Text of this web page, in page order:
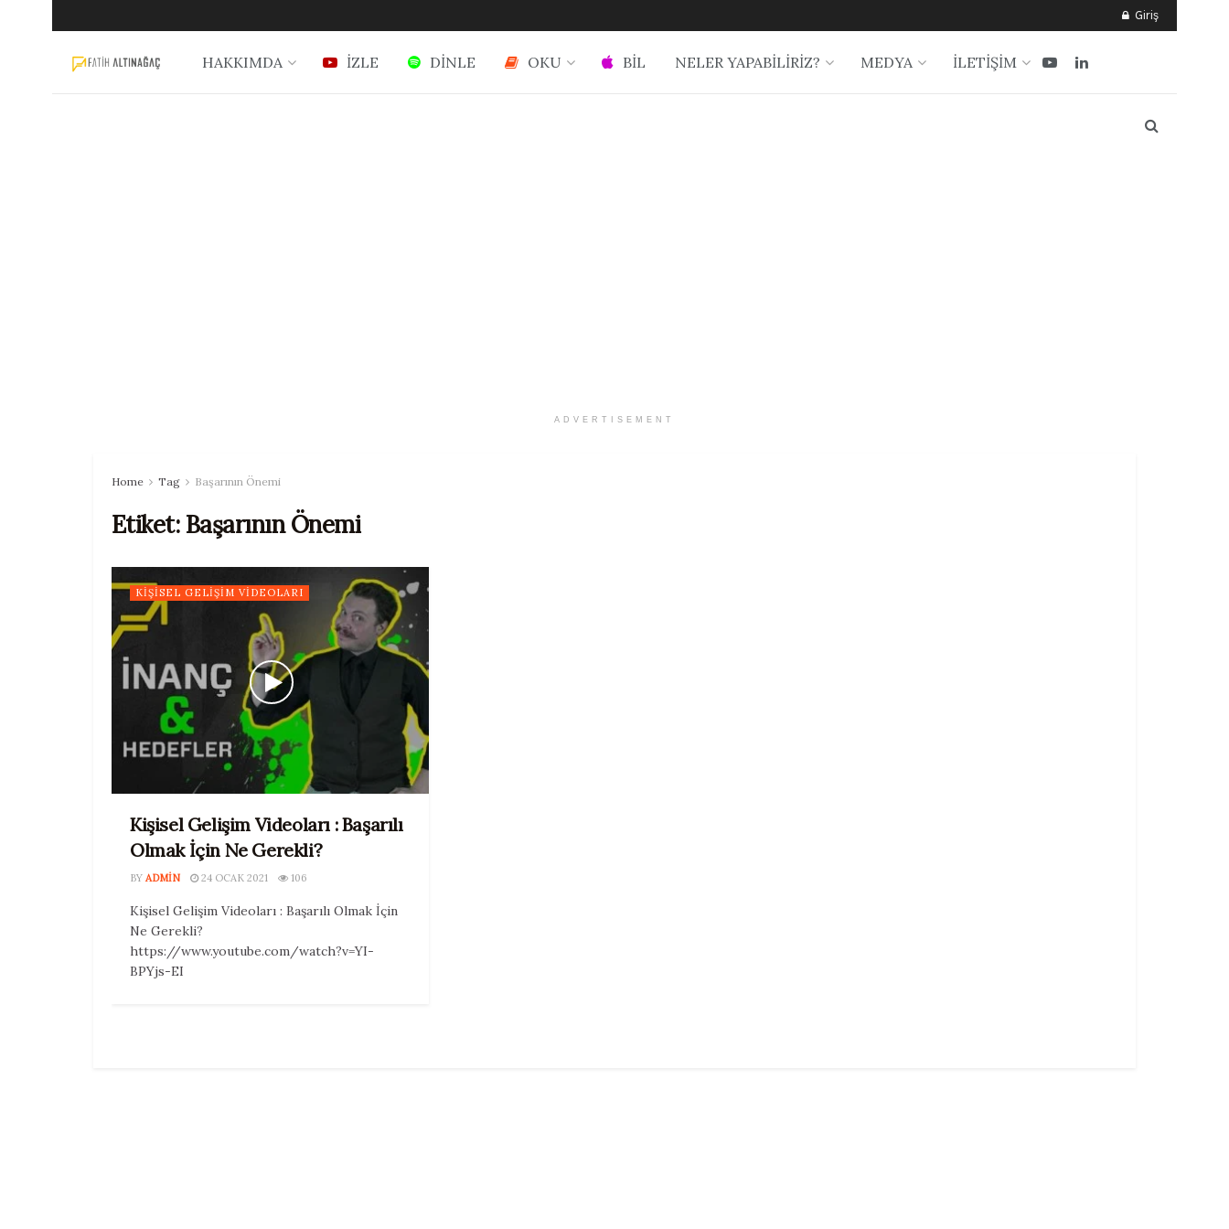
Giriş
HAKKIMDA İZLE DİNLE OKU BİL NELER YAPABİLİRİZ? MEDYA İLETİŞİM
ADVERTISEMENT
Home Tag Başarının Önemi
Etiket: Başarının Önemi
KIŞISEL GELIŞIM VIDEOLARI
Kişisel Gelişim Videoları : Başarılı
Olmak İçin Ne Gerekli?
BY ADMIN 24 OCAK 2021 106
Kişisel Gelişim Videoları : Başarılı Olmak İçin
Ne Gerekli?
https://www.youtube.com/watch?v=YI-
BPYjs-EI